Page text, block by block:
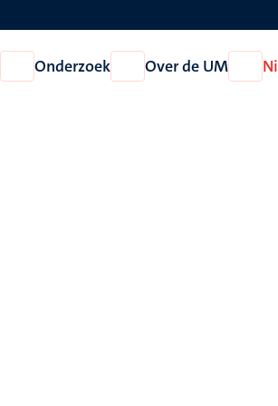
Open
Onderwijs
Onderzoek
Open
Onderzoek
Over de UM
Open
Over